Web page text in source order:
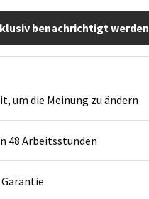
benachrichtigt werden
um die Meinung zu ändern
48 Arbeitsstunden